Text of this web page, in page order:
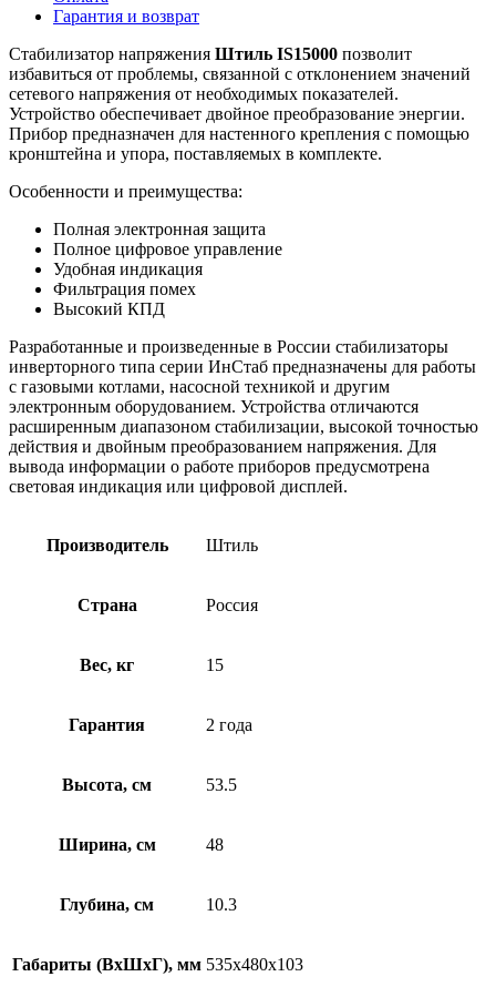
Гарантия и возврат
Стабилизатор напряжения Штиль IS15000 позволит
избавиться от проблемы, связанной с отклонением значений
сетевого напряжения от необходимых показателей.
Устройство обеспечивает двойное преобразование энергии.
Прибор предназначен для настенного крепления с помощью
кронштейна и упора, поставляемых в комплекте.
Особенности и преимущества:
Полная электронная защита
Полное цифровое управление
Удобная индикация
Фильтрация помех
Высокий КПД
Разработанные и произведенные в России стабилизаторы
инверторного типа серии ИнСтаб предназначены для работы
с газовыми котлами, насосной техникой и другим
электронным оборудованием. Устройства отличаются
расширенным диапазоном стабилизации, высокой точностью
действия и двойным преобразованием напряжения. Для
вывода информации о работе приборов предусмотрена
световая индикация или цифровой дисплей.
Производитель Штиль
Страна Россия
Вес, кг 15
Гарантия 2 года
Высота, см 53.5
Ширина, см 48
Глубина, см 10.3
Габариты (ВхШхГ), мм 535х480х103